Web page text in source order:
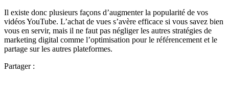
Il existe donc plusieurs façons d’augmenter la popularité de vos
vidéos YouTube. L’achat de vues s’avère efficace si vous savez bien
vous en servir, mais il ne faut pas négliger les autres stratégies de
marketing digital comme l’optimisation pour le référencement et le
partage sur les autres plateformes.
Partager :